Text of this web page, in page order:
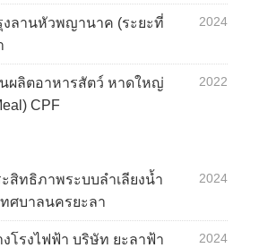
งลานหัวพญานาค (ระยะที่
2024
นผลิตอาหารสัตว์ หาดใหญ่
CPF
2022
สิทธิภาพระบบลำเลียงน้ำ
ศบาลนครยะลา
2024
โรงไฟฟ้า บริษัท ยะลาฟ้า
2024